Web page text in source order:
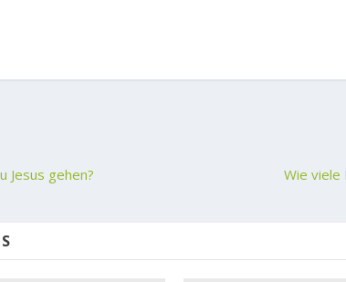
Jesus gehen?
Wie viele